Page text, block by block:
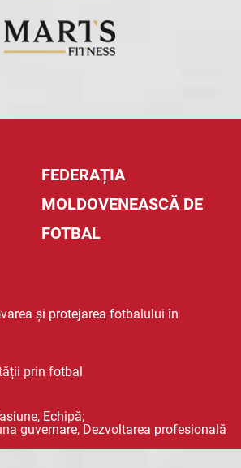
FEDERAȚIA
MOLDOVENEASCĂ DE
FOTBAL
și protejarea fotbalului în
prin fotbal
Echipă;
guvernare, Dezvoltarea profesională